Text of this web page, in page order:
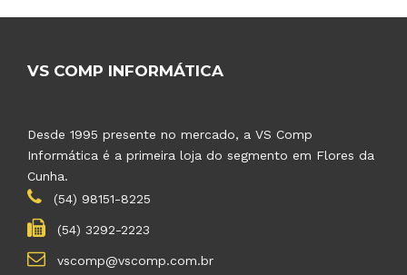
VS COMP INFORMÁTICA
Desde 1995 presente no mercado, a VS Comp
Informática é a primeira loja do segmento em Flores da
Cunha.
(54) 98151-8225
(54) 3292-2223
vscomp@vscomp.com.br